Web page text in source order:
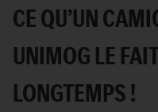
Français
CE QU’UN
UNIMOG LE
LONGTEMPS !